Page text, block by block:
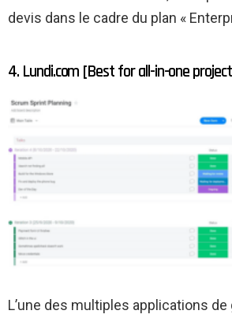
devis dans le cadre du plan «
4. Lundi.com [Best for all-in-one
L’une des multiples applications